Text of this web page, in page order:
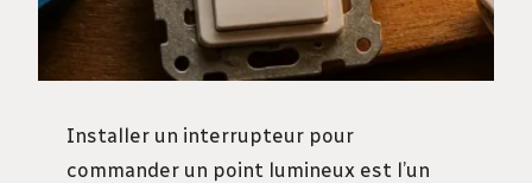
Installer un interrupteur pour
commander un point lumineux est l’un